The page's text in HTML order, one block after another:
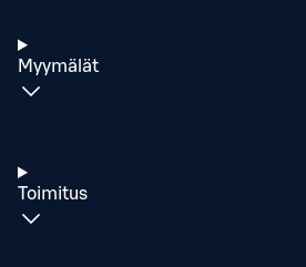
Myymälät
Toimitus